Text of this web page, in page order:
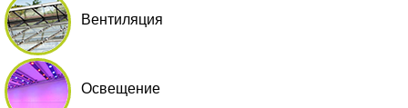
Вентиляция
Освещение